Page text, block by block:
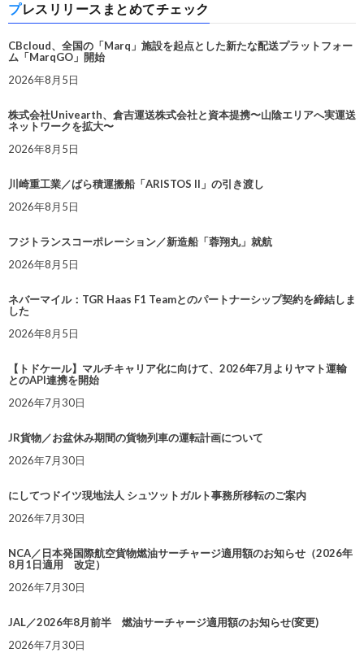
プレスリリースまとめてチェック
CBcloud、全国の「Marq」施設を起点とした新たな配送プラットフォー
ム「MarqGO」開始
2026年8月5日
株式会社Univearth、倉吉運送株式会社と資本提携〜山陰エリアへ実運送
ネットワークを拡大〜
2026年8月5日
川崎重工業／ばら積運搬船「ARISTOS II」の引き渡し
2026年8月5日
フジトランスコーポレーション／新造船「蓉翔丸」就航
2026年8月5日
ネバーマイル：TGR Haas F1 Teamとのパートナーシップ契約を締結しま
した
2026年8月5日
【トドケール】マルチキャリア化に向けて、2026年7月よりヤマト運輸
とのAPI連携を開始
2026年7月30日
JR貨物／お盆休み期間の貨物列車の運転計画について
2026年7月30日
にしてつドイツ現地法人 シュツットガルト事務所移転のご案内
2026年7月30日
NCA／日本発国際航空貨物燃油サーチャージ適用額のお知らせ（2026年
8月1日適用 改定）
2026年7月30日
JAL／2026年8月前半 燃油サーチャージ適用額のお知らせ(変更)
2026年7月30日